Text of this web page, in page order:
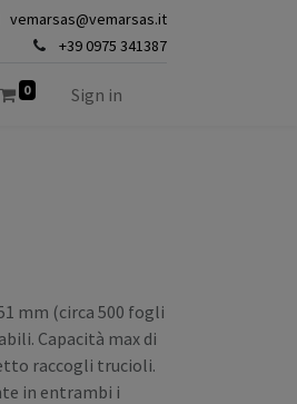
vemarsas@vemarsas.it
+39 0975 341387
0 Sign in
mm (circa 500 fogli
Capacità max di
raccogli trucioli.
in entrambi i